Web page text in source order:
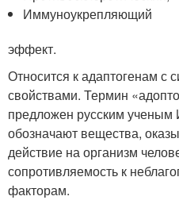
Иммуноукрепляющий
эффект.
Относится к адаптогенам с
свойствами. Термин
предложен русским
обозначают вещества,
действие на организм
сопротивляемость к
факторам.